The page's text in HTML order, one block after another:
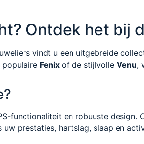
Ontdek het bij
vindt u een uitgebreide
Fenix of de stijlvolle Venu,
functionaliteit en robuuste design.
prestaties, hartslag, slaap en